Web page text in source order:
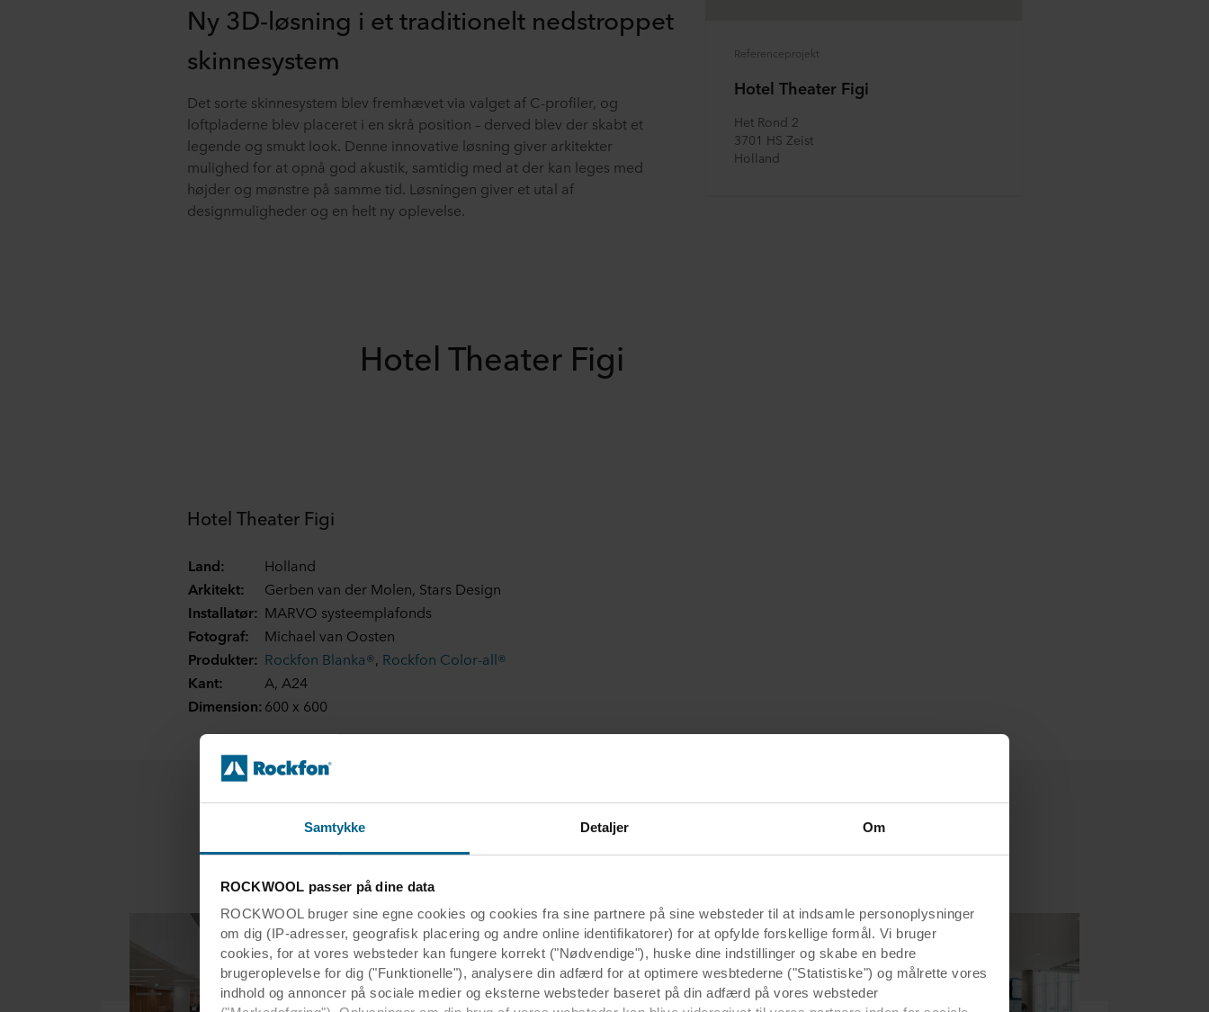
Samtykke Detaljer Om
ROCKWOOL passer på dine data
ROCKWOOL bruger sine egne cookies og cookies fra sine partnere på sine websteder til at indsamle personoplysninger
om dig (IP-adresser, geografisk placering og andre online identifikatorer) for at opfylde forskellige formål. Vi bruger
cookies, for at vores websteder kan fungere korrekt ("Nødvendige"), huske dine indstillinger og skabe en bedre
brugeroplevelse for dig ("Funktionelle"), analysere din adfærd for at optimere wesbtederne ("Statistiske") og målrette vores
indhold og annoncer på sociale medier og eksterne websteder baseret på din adfærd på vores websteder
Ny 3D-løsning i et traditionelt nedstroppet
skinnesystem
Det sorte skinnesystem blev fremhævet via valget af C-profiler, og
loftpladerne blev placeret i en skrå position – derved blev der skabt et
legende og smukt look. Denne innovative løsning giver arkitekter
mulighed for at opnå god akustik, samtidig med at der kan leges med
højder og mønstre på samme tid. Løsningen giver et utal af
designmuligheder og en helt ny oplevelse.
Referenceprojekt
Hotel Theater Figi
Het Rond 2
3701 HS Zeist
Holland
Hotel Theater Figi
Hotel Theater Figi
Land:
Holland
Arkitekt:
Gerben van der Molen, Stars Design
Installatør: MARVO systeemplafonds
Fotograf:
Michael van Oosten
Produkter: Rockfon Blanka®, Rockfon Color-all®
Kant:
A, A24
Dimension:600 x 600
Relaterede casestudier